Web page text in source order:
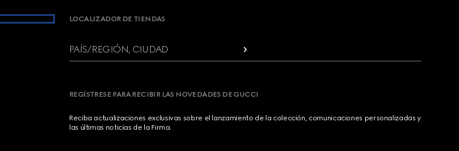
LOCALIZADOR DE TIENDAS
PAÍS/REGIÓN, CIUDAD
REGÍSTRESE PARA RECIBIR LAS NOVEDADES DE GUCCI
Reciba actualizaciones exclusivas sobre el lanzamiento de la colección, comunicaciones personalizadas y
las últimas noticias de la Firma.